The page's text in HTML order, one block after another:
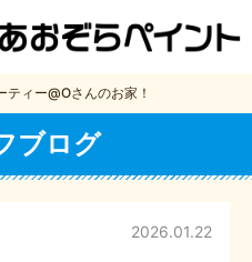
ティー@Oさんのお家！
ブログ
2026.01.22